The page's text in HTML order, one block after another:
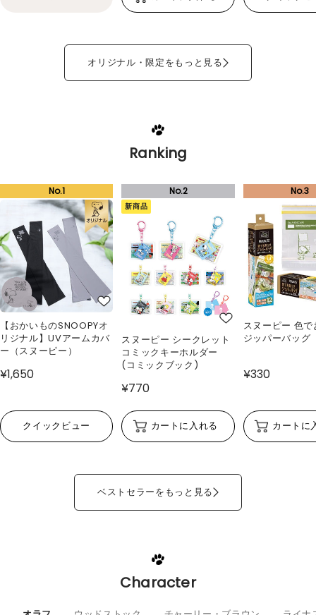
オリジナル・限定をもっと見る
Ranking
【おかいものSNOOPYオ
リジナル】UVアームカバ
ー（スヌーピー）
¥1,650
クイックビュー
新商品
スヌーピー シークレット
コミックキーホルダー
(コミックブック)
¥770
カートに入れる
スヌーピー 色
ジッパーバッグ
¥330
カートに
ベストセラーをもっと見る
Character